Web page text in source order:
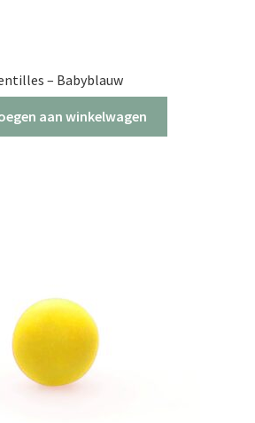
– Babyblauw
aan winkelwagen